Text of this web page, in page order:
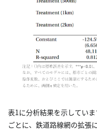
表1に分析結果を示してい
ごとに、鉄道路線網の拡張